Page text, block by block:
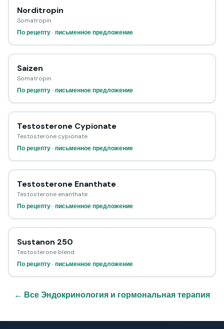
Norditropin
Somatropin
По рецепту · письменное предложение
Saizen
Somatropin
По рецепту · письменное предложение
Testosterone Cypionate
Testosterone cypionate
По рецепту · письменное предложение
Testosterone Enanthate
Testosterone enanthate
По рецепту · письменное предложение
Sustanon 250
Testosterone blend
По рецепту · письменное предложение
← Все Эндокринология и гормональная терапия